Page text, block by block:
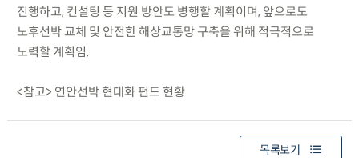
진행하고, 컨설팅 등 지원 방안도 병행할 계획이며, 앞으로도
노후선박 교체 및 안전한 해상교통망 구축을 위해 적극적으로
노력할 계획임.
<참고> 연안선박 현대화 펀드 현황
목록보기